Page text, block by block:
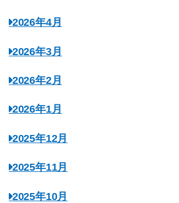
2026年4月
2026年3月
2026年2月
2026年1月
2025年12月
2025年11月
2025年10月